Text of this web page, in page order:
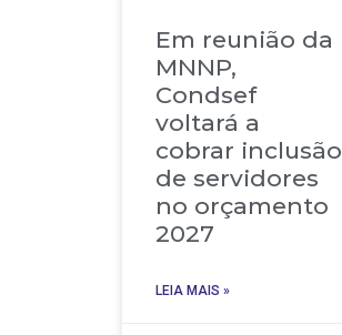
Em reunião da
MNNP,
Condsef
voltará a
cobrar inclusão
de servidores
no orçamento
2027
LEIA MAIS »